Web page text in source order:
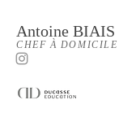
Antoine BIAIS
CHEF À DOMICILE